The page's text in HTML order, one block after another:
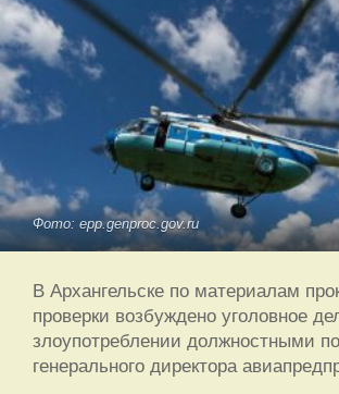
Фото: epp.genproc.gov.ru
В Архангельске по материалам
проверки возбуждено уголовное
злоупотреблении должностными
генерального директора